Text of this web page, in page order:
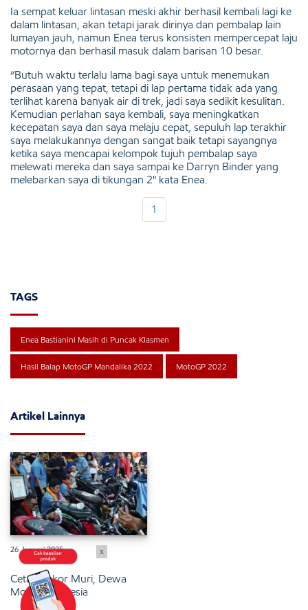
Ia sempat keluar lintasan meski akhir berhasil kembali lagi ke
dalam lintasan, akan tetapi jarak dirinya dan pembalap lain
lumayan jauh, namun Enea terus konsisten mempercepat laju
motornya dan berhasil masuk dalam barisan 10 besar.
“Butuh waktu terlalu lama bagi saya untuk menemukan
perasaan yang tepat, tetapi di lap pertama tidak ada yang
terlihat karena banyak air di trek, jadi saya sedikit kesulitan.
Kemudian perlahan saya kembali, saya meningkatkan
kecepatan saya dan saya melaju cepat, sepuluh lap terakhir
saya melakukannya dengan sangat baik tetapi sayangnya
ketika saya mencapai kelompok tujuh pembalap saya
melewati mereka dan saya sampai ke Darryn Binder yang
melebarkan saya di tikungan 2" kata Enea.
1
TAGS
Enea Bastianini Masih di Puncak Klasmen
Hasil Balap MotoGP Mandalika 2022 MotoGP 2022
Artikel Lainnya
26 Januari 2025
Cetak Rekor Muri, Dewa
Motor Indonesia
x